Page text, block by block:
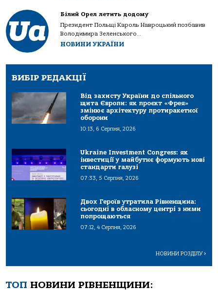
Білий Орел летить додому
Президент Польщі Кароль Навроцький позбавив
Володимира Зеленського...
НОВИНИ УКРАЇНИ
ВИБІР РЕДАКЦІЇ
Від захисту України до спільного
щита Європи: як проєкт «Фрея»
змінює архітектуру протиракетної
оборони
10:13, 6 Серпня, 2026
Ukraine Investment Congress: як
інвестиції у майбутнє формують нові
стандарти галузі
07:33, 5 Серпня, 2026
Двох Героїв утратила Рівненщина:
сьогодні в обласному центрі з ними
попрощаються
07:12, 4 Серпня, 2026
НОВИНИ РОЗДІЛУ>
ТОП НОВИНИ РІВНЕНЩИНИ: